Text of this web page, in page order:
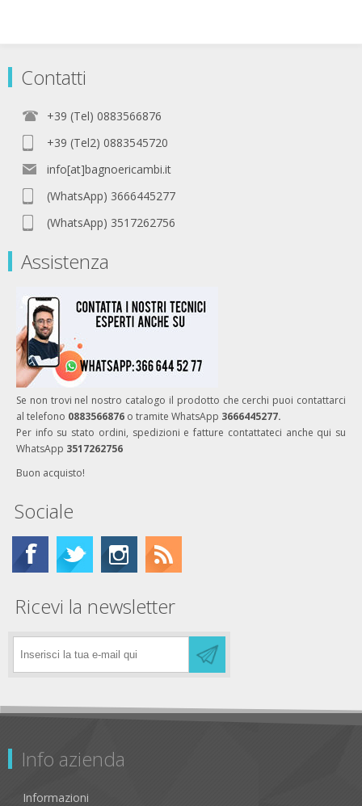
Contatti
+39 (Tel) 0883566876
+39 (Tel2) 0883545720
info[at]bagnoericambi.it
(WhatsApp) 3666445277
(WhatsApp) 3517262756
Assistenza
Se non trovi nel nostro catalogo il prodotto che cerchi puoi contattarci
al telefono 0883566876 o tramite WhatsApp 3666445277.
Per info su stato ordini, spedizioni e fatture contattateci anche qui su
WhatsApp 3517262756
Buon acquisto!
Sociale
Ricevi la newsletter
Info azienda
Informazioni